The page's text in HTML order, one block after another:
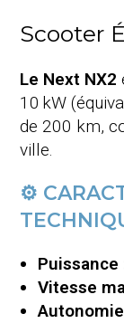
Scooter
Le Next NX2
10 kW
de 200 km,
ville.
⚙️
Puissance
Vitesse